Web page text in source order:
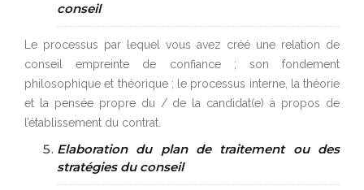
conseil
Le processus par lequel vous avez créé une relation de
conseil empreinte de confiance ; son fondement
philosophique et théorique ; le processus interne, la théorie
et la pensée propre du / de la candidat(e) à propos de
l’établissement du contrat.
Elaboration du plan de traitement ou des
stratégies du conseil